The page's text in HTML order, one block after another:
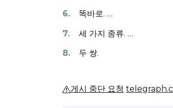
똑바로. …
세 가지 종류. …
두 쌍.
게시 중단 요청